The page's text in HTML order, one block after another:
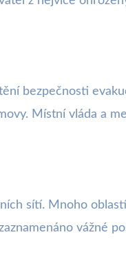
bezpečnosti
Místní vláda a
sítí. Mnoho
vážné